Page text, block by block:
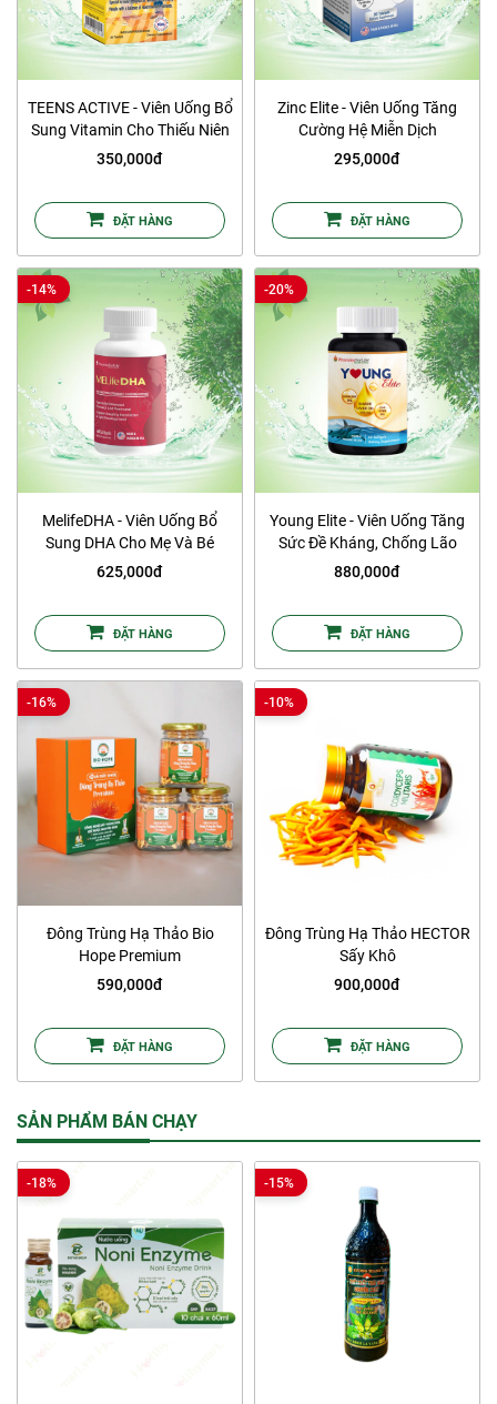
TEENS ACTIVE - Viên Uống Bổ
Sung Vitamin Cho Thiếu Niên
350,000đ
ĐẶT HÀNG
Zinc Elite - Viên Uống Tăng
Cường Hệ Miễn Dịch
295,000đ
ĐẶT HÀNG
-14%
MelifeDHA - Viên Uống Bổ
Sung DHA Cho Mẹ Và Bé
625,000đ
ĐẶT HÀNG
-20%
Young Elite - Viên Uống Tăng
Sức Đề Kháng, Chống Lão
Hóa
880,000đ
ĐẶT HÀNG
-16%
Đông Trùng Hạ Thảo Bio
Hope Premium
590,000đ
ĐẶT HÀNG
-10%
Đông Trùng Hạ Thảo HECTOR
Sấy Khô
900,000đ
ĐẶT HÀNG
SẢN PHẨM BÁN CHẠY
-18% -15%